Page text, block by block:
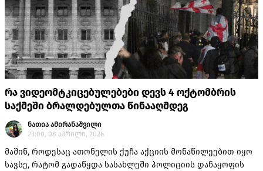
რა ვიდეომტკიცებულებები დევს 4 ოქტომბრის
საქმეში ბრალდებულთა წინააღმდეგ
ნათია ამირანაშვილი
23:00, 08 აპრილი, 2026
მაშინ, როდესაც ათონელის ქუჩა აქციის მონაწილეებით იყო
სავსე, რატომ გადაწყდა სასახლეში პოლიციის დანაყოფის